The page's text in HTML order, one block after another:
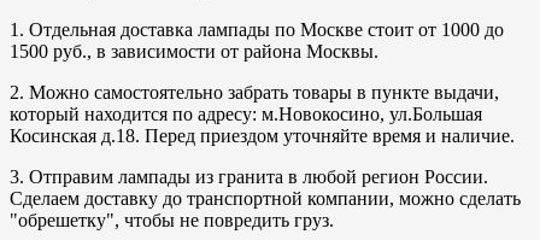
1. Отдельная доставка лампады по Москве стоит от 1000 до
1500 руб., в зависимости от района Москвы.
2. Можно самостоятельно забрать товары в пункте выдачи,
который находится по адресу: м.Новокосино, ул.Большая
Косинская д.18. Перед приездом уточняйте время и наличие.
3. Отправим лампады из гранита в любой регион России.
Сделаем доставку до транспортной компании, можно сделать
"обрешетку", чтобы не повредить груз.